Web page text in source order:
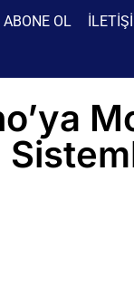
ABONE OL